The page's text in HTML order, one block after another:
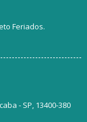
Feriados.
- SP, 13400-380